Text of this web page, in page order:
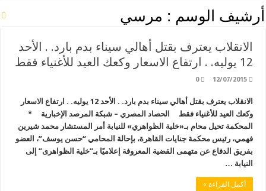
أرشيف الوسم : مرسي
الانقلاب يعترف بقتل أهالي سيناء بدم بارد. . الأحد
12 يوليه. . ارتفاع الاسعار وكعك العيد للأغنياء فقط
12/07/2015
0
الانقلاب يعترف بقتل أهالي سيناء بدم بارد. . الأحد 12 يوليه. . ارتفاع الاسعار
وكعك العيد للأغنياء فقط الحصاد المصري – شبكة المرصد الإخبارية *
المحكمة تحيل محام بـ«خلية الظواهري» للنيابة أمر المستشار محمد شيرين
فهمي، رئيس محكمة جنايات القاهرة، بإحالة المحامي “حسن يوسف”، العضو
بفريق الدفاع عن متهمى القضية المعروفة إعلاميًا بـ”خلية الظواهرى” إلى
النيابة …
أكمل القراءة »